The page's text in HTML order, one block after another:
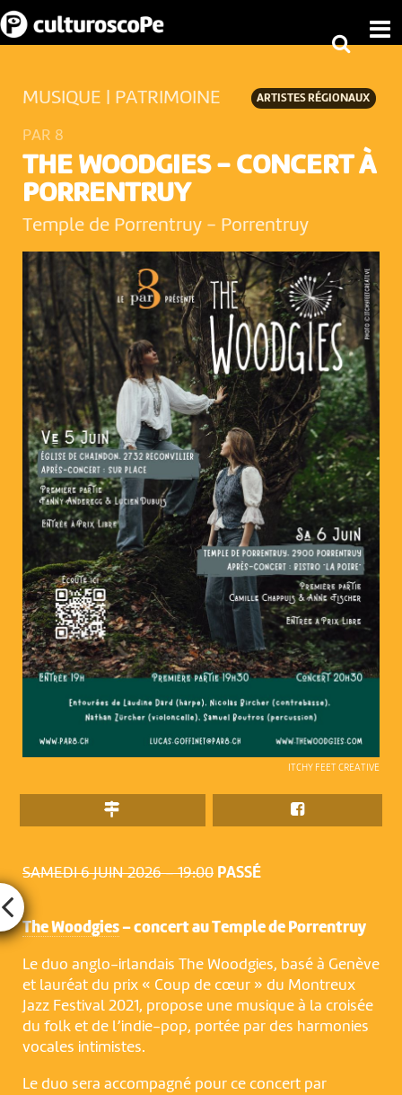
SAMEDI 6 JUIN 2026 – 19:00 PASSÉ
ITCHY FEET CREATIVE
ARTISTES RÉGIONAUX
MUSIQUE | PATRIMOINE
PAR 8
THE WOODGIES - CONCERT À
PORRENTRUY
Temple de Porrentruy - Porrentruy
The Woodgies– concert au Temple de Porrentruy
Le duo anglo-irlandais The Woodgies, basé à Genève
et lauréat du prix « Coup de cœur » du Montreux
Jazz Festival 2021, propose une musique à la croisée
du folk et de l’indie-pop, portée par des harmonies
vocales intimistes.
Le duo sera accompagné pour ce concert par